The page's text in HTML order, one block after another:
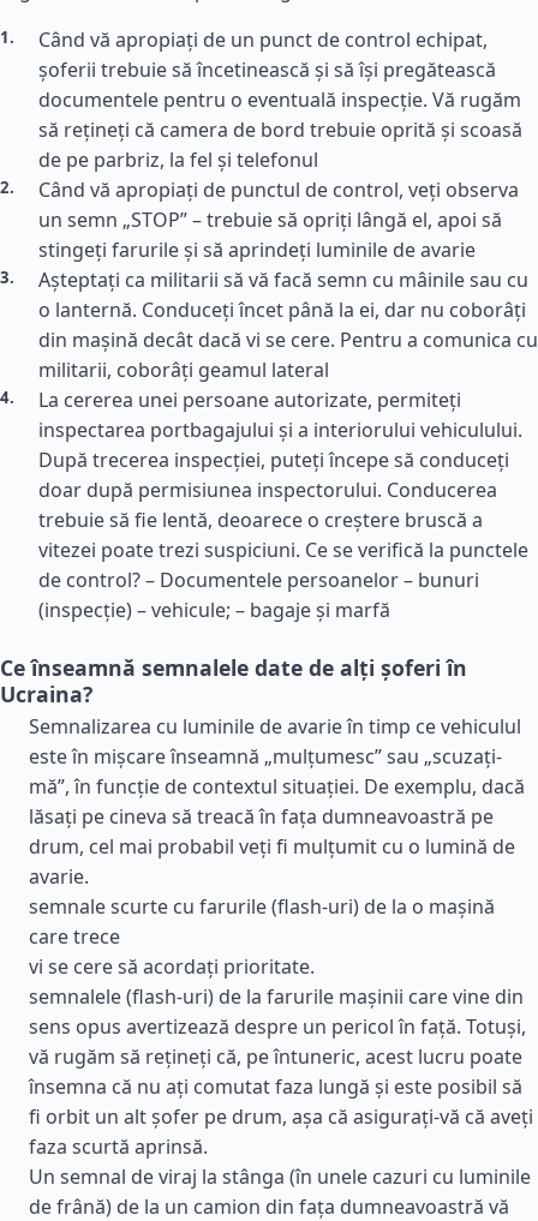
Când vă apropiați de un punct de control echipat,
șoferii trebuie să încetinească și să își pregătească
documentele pentru o eventuală inspecție. Vă rugăm
să rețineți că camera de bord trebuie oprită și scoasă
de pe parbriz, la fel și telefonul
Când vă apropiați de punctul de control, veți observa
un semn „STOP” – trebuie să opriți lângă el, apoi să
stingeți farurile și să aprindeți luminile de avarie
Așteptați ca militarii să vă facă semn cu mâinile sau cu
o lanternă. Conduceți încet până la ei, dar nu coborâți
din mașină decât dacă vi se cere. Pentru a comunica cu
militarii, coborâți geamul lateral
La cererea unei persoane autorizate, permiteți
inspectarea portbagajului și a interiorului vehiculului.
După trecerea inspecției, puteți începe să conduceți
doar după permisiunea inspectorului. Conducerea
trebuie să fie lentă, deoarece o creștere bruscă a
vitezei poate trezi suspiciuni. Ce se verifică la punctele
de control? – Documentele persoanelor – bunuri
(inspecție) – vehicule; – bagaje și marfă
Ce înseamnă semnalele date de alți șoferi în
Ucraina?
Semnalizarea cu luminile de avarie în timp ce vehiculul
este în mișcare înseamnă „mulțumesc” sau „scuzați-
mă”, în funcție de contextul situației. De exemplu, dacă
lăsați pe cineva să treacă în fața dumneavoastră pe
drum, cel mai probabil veți fi mulțumit cu o lumină de
avarie.
semnale scurte cu farurile (flash-uri) de la o mașină
care trece
vi se cere să acordați prioritate.
semnalele (flash-uri) de la farurile mașinii care vine din
sens opus avertizează despre un pericol în față. Totuși,
vă rugăm să rețineți că, pe întuneric, acest lucru poate
însemna că nu ați comutat faza lungă și este posibil să
fi orbit un alt șofer pe drum, așa că asigurați-vă că aveți
faza scurtă aprinsă.
Un semnal de viraj la stânga (în unele cazuri cu luminile
de frână) de la un camion din fața dumneavoastră vă